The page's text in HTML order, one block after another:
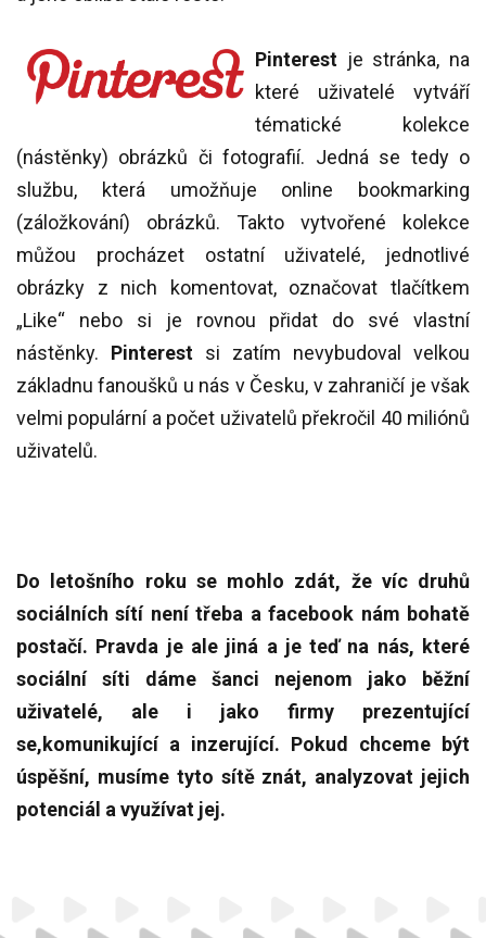
Pinterest je stránka, na
které uživatelé vytváří
tématické kolekce
(nástěnky) obrázků či fotografií. Jedná se tedy o
službu, která umožňuje online bookmarking
(záložkování) obrázků. Takto vytvořené kolekce
můžou procházet ostatní uživatelé, jednotlivé
obrázky z nich komentovat, označovat tlačítkem
„Like“ nebo si je rovnou přidat do své vlastní
nástěnky. Pinterest si zatím nevybudoval velkou
základnu fanoušků u nás v Česku, v zahraničí je však
velmi populární a počet uživatelů překročil 40 miliónů
uživatelů.
Do letošního roku se mohlo zdát, že víc druhů
sociálních sítí není třeba a facebook nám bohatě
postačí. Pravda je ale jiná a je teď na nás, které
sociální síti dáme šanci nejenom jako běžní
uživatelé, ale i jako firmy prezentující
se,komunikující a inzerující. Pokud chceme být
úspěšní, musíme tyto sítě znát, analyzovat jejich
potenciál a využívat jej.